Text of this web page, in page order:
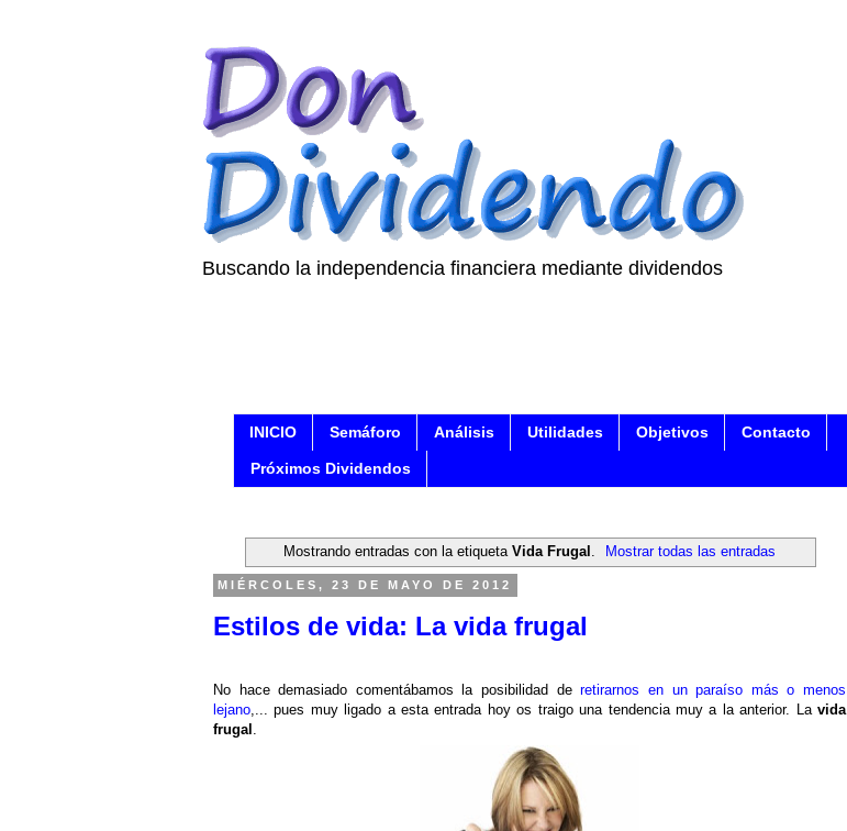
Buscando la independencia financiera mediante dividendos
INICIO Semáforo Análisis Utilidades Objetivos Contacto
Próximos Dividendos
Mostrando entradas con la etiqueta Vida Frugal Mostrar todas las entradas
MIÉRCOLES, 23 DE MAYO DE 2012
Estilos de vida: La vida frugal
No hace demasiado comentábamos la posibilidad deretirarnos en un paraíso más o menos
lejano ,... pues muy ligado a esta entrada hoy os traigo una tendencia muy a la anterior. La vida
frugal